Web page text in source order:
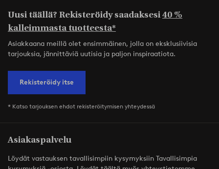
Uusi täällä? Rekisteröidy saadaksesi40 %
kalleimmasta tuotteesta*
Asiakkaana meillä olet ensimmäinen, jolla on eksklusiivisia
tarjouksia, jännittäviä uutisia ja paljon inspiraatiota.
Rekisteröidy itse
* Katso tarjouksen ehdot rekisteröitymisen yhteydessä
Asiakaspalvelu
Löydät vastauksen tavallisimpiin kysymyksiin Tavallisimpia